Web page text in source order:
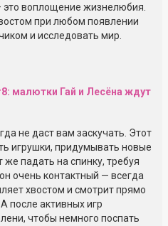
это воплощение жизнелюбия.
при любом появлении
и исследовать мир.
не даст вам заскучать. Этот
игрушки, придумывать новые
же падать на спинку, требуя
очень контактный — всегда
хвостом и смотрит прямо
после активных игр
чтобы немного поспать